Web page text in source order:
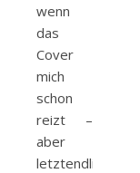
wenn
das
Cover
mich
schon
reizt –
aber
letztendlich